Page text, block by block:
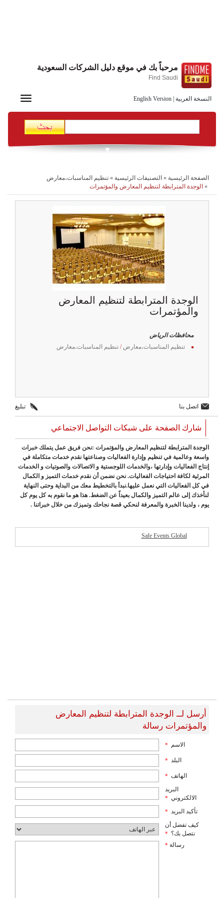
النسخة العربية English Version
مرحباً بك في موقع دليل الشركات السعودية
Find Saudi
Toggle
الصفحة الرئيسية » التصنيفات الرئيسية » تنظيم المناسبات،معارض
» الوجدة المترابطة لتنظيم المعارض والمؤتمرات
الوجدة المترابطة لتنظيم المعارض
والمؤتمرات
محافظات الرياض
تنظيم المناسبات،معارض / تنظيم المناسبات،معارض
اتصل بنا تبليغ
شارك الصفحة على شبكات التواصل الاجتماعي
الوجدة المترابطة لتنظيم المعارض والمؤتمرات :نحن فريق عمل يتملك خبرات
واسعة وعالمية في تنظيم وإدارة الفعاليات وصناعتها نقدم خدمات متكاملة في
إنتاج الفعاليات وإدارتها ،والخدمات اللوجستية و الاتصالات والصوتيات و الخدمات
المرئية لكافة احتياجات الفعاليات. نحن نضمن أن نقدم خدمات التميز و الكمال
في كل الفعاليات التي نعمل عليها.نبدأ بالتخطيط معك من البداية وحتى النهاية
لنأخذك إلى عالم التميز والكمال بعيداً عن الضغط. هذا هو ما نقوم به كل يوم كل
يوم ، ولدينا الخبرة والمعرفة لنحكي قصة نجاحك وتميزك من خلال خبراتنا .
Safe Events Global
أرسل لــ الوجدة المترابطة لتنظيم المعارض
والمؤتمرات رسالة
الاسم *
البلد *
الهاتف *
البريد
الالكتروني *
تأكيد البريد *
كيف تفضل أن
نتصل بك؟ *
رسالة *